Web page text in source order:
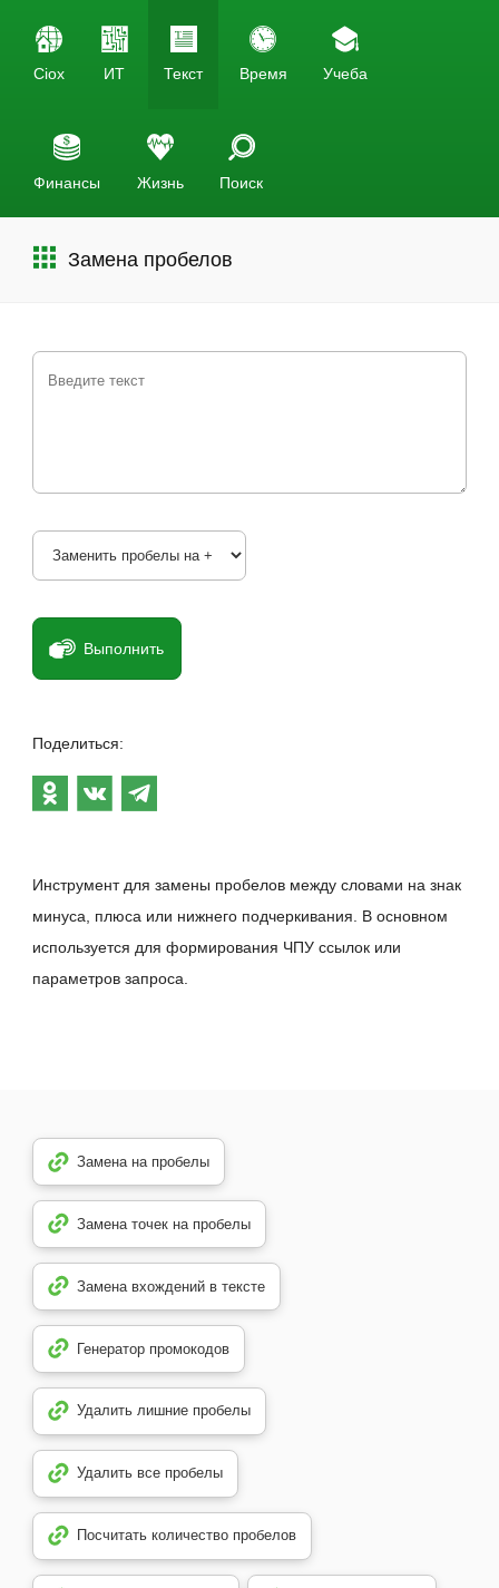
Ciox ИТ Текст Время Учеба
Финансы Жизнь Поиск
Замена пробелов
Выполнить
Поделиться:
Инструмент для замены пробелов между словами на знак
минуса, плюса или нижнего подчеркивания. В основном
используется для формирования ЧПУ ссылок или
параметров запроса.
Замена на пробелы
Замена точек на пробелы
Замена вхождений в тексте
Генератор промокодов
Удалить лишние пробелы
Удалить все пробелы
Посчитать количество пробелов